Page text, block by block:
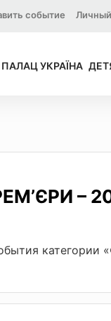
событие
ПАЛАЦ УКРАЇНА
–